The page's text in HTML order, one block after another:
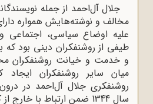
جلال آل‌احمد از جمله
مخالف و نوشته‌هایش همواره
علیه اوضاع سیاسی، اجتماعی
طیفی از روشنفکران دینی بود که
و خدمت و خیانت روشنفکران
میان سایر روشنفکران ایجاد
روشنفکری جلال آل‌احمد در
سال 1344 ضمن ارتباط با